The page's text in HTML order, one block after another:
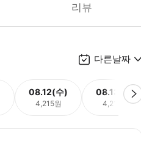
리뷰
다른날짜
08.12(수)
4,215원
08.13(목)
4,215원